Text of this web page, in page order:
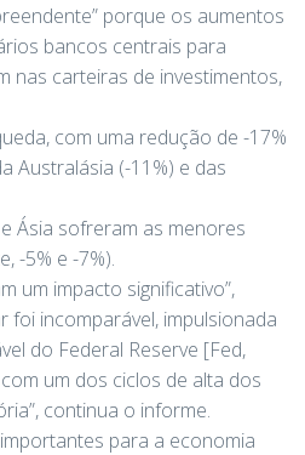
porque os aumentos
bancos centrais para
nas carteiras de investimentos,
com uma redução de -17%
Australásia (-11%) e das
Ásia sofreram as menores
-5% e -7%).
um impacto significativo”,
foi incomparável, impulsionada
do Federal Reserve [Fed,
um dos ciclos de alta dos
continua o informe.
para a economia